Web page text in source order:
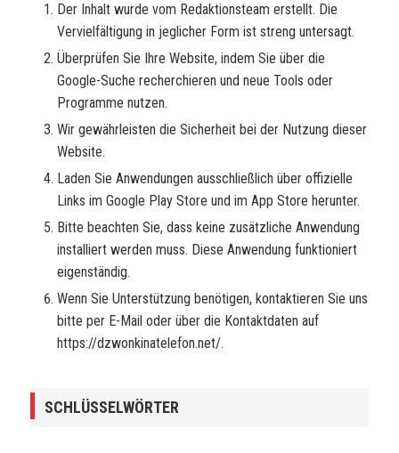
Der Inhalt wurde vom Redaktionsteam erstellt. Die
Vervielfältigung in jeglicher Form ist streng untersagt.
Überprüfen Sie Ihre Website, indem Sie über die
Google-Suche recherchieren und neue Tools oder
Programme nutzen.
Wir gewährleisten die Sicherheit bei der Nutzung dieser
Website.
Laden Sie Anwendungen ausschließlich über offizielle
Links im Google Play Store und im App Store herunter.
Bitte beachten Sie, dass keine zusätzliche Anwendung
installiert werden muss. Diese Anwendung funktioniert
eigenständig.
Wenn Sie Unterstützung benötigen, kontaktieren Sie uns
bitte per E-Mail oder über die Kontaktdaten auf
https://dzwonkinatelefon.net/.
SCHLÜSSELWÖRTER